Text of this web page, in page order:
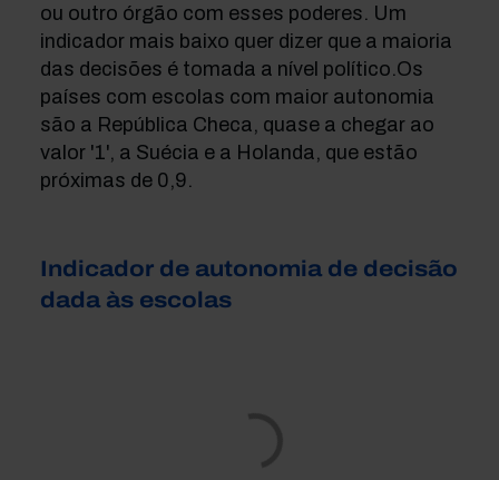
ou outro órgão com esses poderes. Um
indicador mais baixo quer dizer que a maioria
das decisões é tomada a nível político.Os
países com escolas com maior autonomia
são a República Checa, quase a chegar ao
valor '1', a Suécia e a Holanda, que estão
próximas de 0,9.
Indicador de autonomia de decisão
dada às escolas